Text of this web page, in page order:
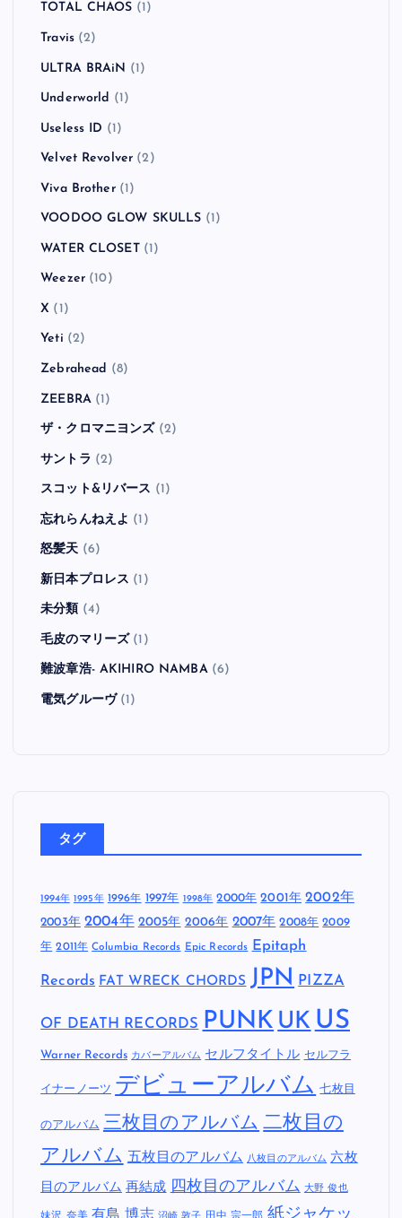
TOTAL CHAOS (1)
Travis(2)
ULTRA BRAiN (1)
Underworld (1)
Useless ID (1)
Velvet Revolver (2)
Viva Brother(1)
VOODOO GLOW SKULLS (1)
WATER CLOSET(1)
Weezer(10)
X (1)
Yeti (2)
Zebrahead (8)
ZEEBRA(1)
ザ・クロマニヨンズ (2)
サントラ (2)
スコット&リバース (1)
忘れらんねえよ (1)
怒髪天 (6)
新日本プロレス (1)
未分類 (4)
毛皮のマリーズ (1)
難波章浩- AKIHIRO NAMBA(6)
電気グルーヴ(1)
タグ
1994年 1995年 1996年 1997年 1998年 2000年 2001年 2002年
2003年 2004年 2005年 2006年 2007年 2008年 2009
年 2011年 Columbia Records Epic Records Epitaph
Records FAT WRECK CHORDS JPN PIZZA
OF DEATH RECORDS PUNK UK US
Warner Records カバーアルバム セルフタイトル セルフラ
イナーノーツ デビューアルバム 七枚目
のアルバム 三枚目のアルバム 二枚目の
アルバム 五枚目のアルバム 八枚目のアルバム 六枚
目のアルバム 再結成 四枚目のアルバム 大野 俊也